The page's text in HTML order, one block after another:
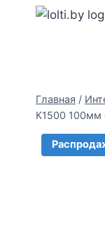
Перейти
Главная /
К1500 100мм